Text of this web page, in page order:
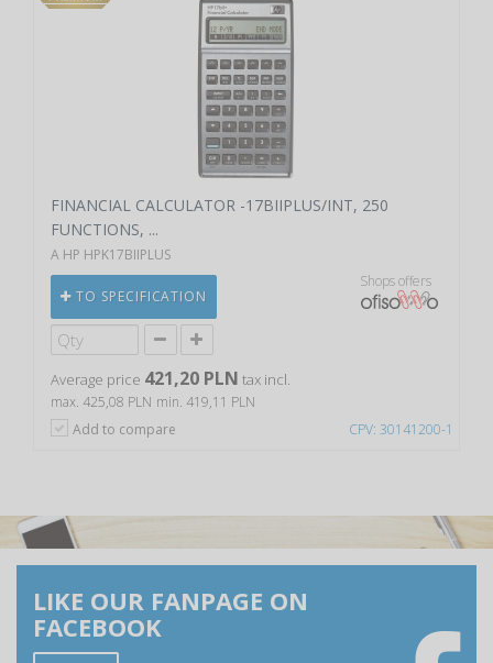
CPV: 30141200-1
FINANCIAL CALCULATOR -17BIIPLUS/INT, 250
FUNCTIONS, ...
A HP HPK17BIIPLUS
TO SPECIFICATION
Shops offers
Average price 421,20 PLN tax incl.
max. 425,08 PLN min. 419,11 PLN
Add to compare
LIKE OUR FANPAGE ON
FACEBOOK